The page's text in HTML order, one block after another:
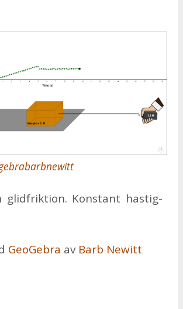
glid­frik­tion. Kon­stant has­tig­
Geo­Ge­bra av Barb Newitt